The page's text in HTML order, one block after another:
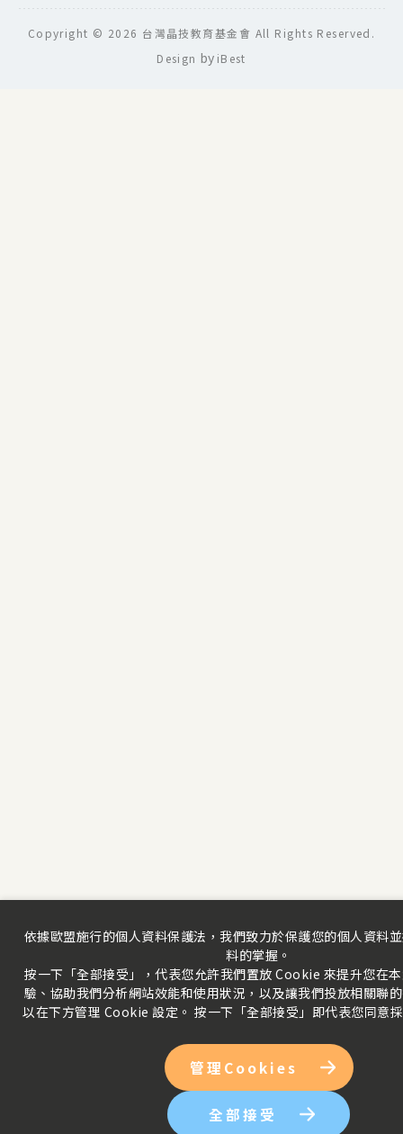
Copyright © 2026 台灣晶技教育基金會 All Rights Reserved.
Design by iBest
依據歐盟施行的個人資料保護法，我們致力於保護您的個人資料
料的掌握。
按一下「全部接受」，代表您允許我們置放 Cookie 來提升您在
驗、協助我們分析網站效能和使用狀況，以及讓我們投放相關聯
以在下方管理 Cookie 設定。 按一下「全部接受」即代表您同意
管理Cookies
全部接受